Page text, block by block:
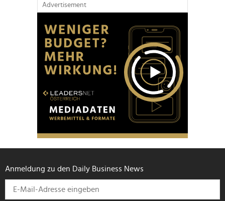
Advertisement
Anmeldung zu den Daily Business News